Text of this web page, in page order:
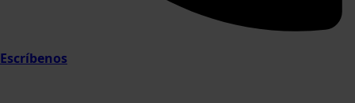
Escríbenos